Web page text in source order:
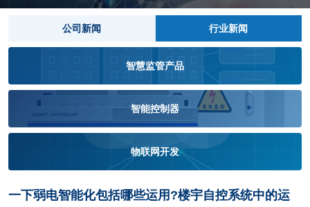
公司新闻 行业新闻
智慧监管产品
智能控制器
物联网开发
一下弱电智能化包括哪些运用?楼宇自控系统中的运